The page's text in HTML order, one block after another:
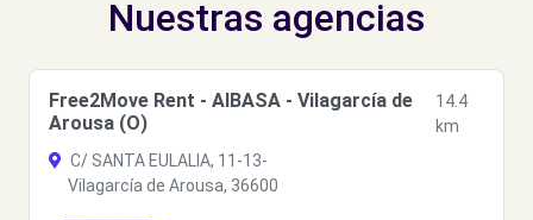
Nuestras agencias
Free2Move Rent - AIBASA - Vilagarcía de
Arousa (O)
14.4
km
C/ SANTA EULALIA, 11-13-
Vilagarcía de Arousa, 36600